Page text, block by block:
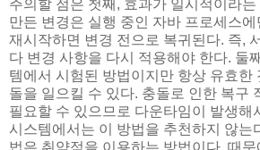
주의할 점은 첫째, 효과가 일시적이라
만든 변경은 실행 중인 자바 프로세스에
재시작하면 변경 전으로 복귀된다. 즉,
다 변경 사항을 다시 적용해야 한다. 둘
템에서 시험된 방법이지만 항상 유효한
돌을 일으킬 수 있다. 충돌로 인한 복구
필요할 수 있으므로 다운타임이 발생해
시스템에서는 이 방법을 추천하지 않는
법은 취약점을 이용하는 방법이다. 때